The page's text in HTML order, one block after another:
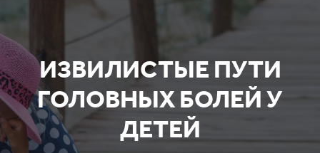
ИЗВИЛИСТЫЕ ПУТИ
ГОЛОВНЫХ БОЛЕЙ У
ДЕТЕЙ